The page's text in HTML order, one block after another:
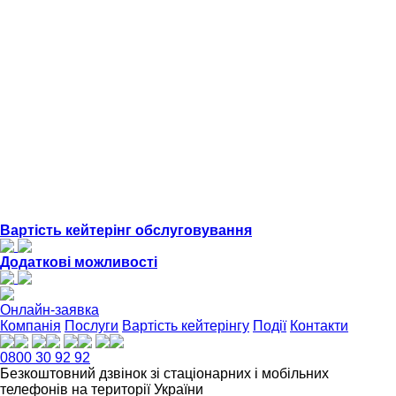
Вартість кейтерінг обслуговування
Додаткові можливості
Онлайн-заявка
Компанія Послуги Вартість кейтерінгу Події Контакти
0800 30 92 92
Безкоштовний дзвінок зі стаціонарних і мобільних
телефонів на території України